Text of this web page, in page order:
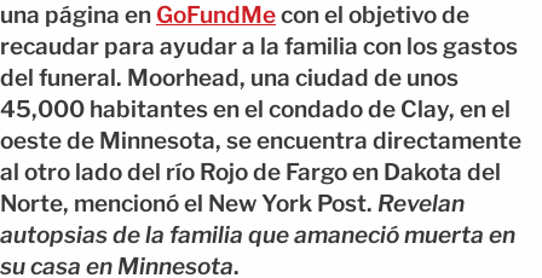
una página en GoFundMecon el objetivo de
recaudar para ayudar a la familia con los gastos
del funeral. Moorhead, una ciudad de unos
45,000 habitantes en el condado de Clay, en el
oeste de Minnesota, se encuentra directamente
al otro lado del río Rojo de Fargo en Dakota del
Norte, mencionó el New York Post. Revelan
autopsias de la familia que amaneció muerta en
su casa en Minnesota.